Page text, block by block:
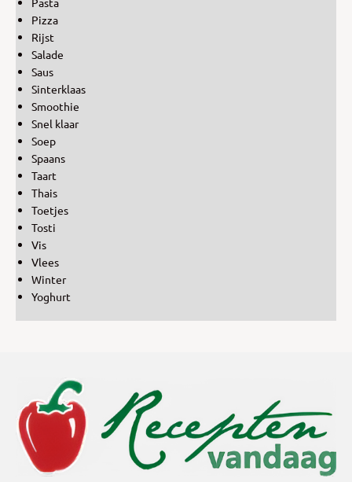
Pizza
Rijst
Salade
Saus
Sinterklaas
Smoothie
Snel klaar
Soep
Spaans
Taart
Thais
Toetjes
Tosti
Vis
Vlees
Winter
Yoghurt